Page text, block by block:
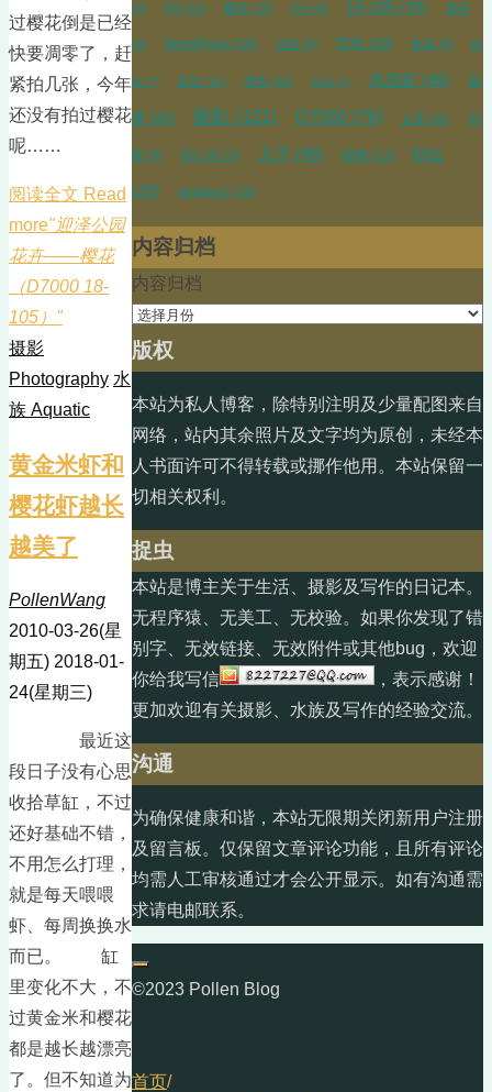
过樱花倒是已经
快要凋零了，赶
紧拍几张，今年
还没有拍过樱花
呢……
阅读全文 Read
more"迎泽公园
花卉——樱花
（D7000 18-
105）"
摄影
Photography 水
族 Aquatic
黄金米虾和
樱花虾越长
越美了
PollenWang
2010-03-26(星
期五) 2018-01-
24(星期三)
最近这
段日子没有心思
收拾草缸，不过
还好基础不错，
不用怎么打理，
就是每天喂喂
虾、每周换换水
而已。 缸
里变化不大，不
过黄金米和樱花
都是越长越漂亮
了。但不知道为
(8) PH (10) 樱花 (10) GH (9) 18-105 (39) 底床
(8) WordPress (16) 涡虫 (8) 写作 (19) 美凤 (9) 桃
花 (7) 莫丝 (11) 博客 (10) CO2 (7) 水晶虾 (46) 老
婆 (20) 摄影 (121) D7000 (76) 太原 (10) 90
微 (9) 50/1.8D (9) 儿子 (48) 植物 (13) 虾缸
(29) windows7 (10)
内容归档
内容归档
版权
本站为私人博客，除特别注明及少量配图来自
网络，站内其余照片及文字均为原创，未经本
人书面许可不得转载或挪作他用。本站保留一
切相关权利。
捉虫
本站是博主关于生活、摄影及写作的日记本。
无程序猿、无美工、无校验。如果你发现了错
别字、无效链接、无效附件或其他bug，欢迎
你给我写信
，表示感谢！
更加欢迎有关摄影、水族及写作的经验交流。
沟通
为确保健康和谐，本站无限期关闭新用户注册
及留言板。仅保留文章评论功能，且所有评论
均需人工审核通过才会公开显示。如有沟通需
求请电邮联系。
©2023 Pollen Blog
首页/